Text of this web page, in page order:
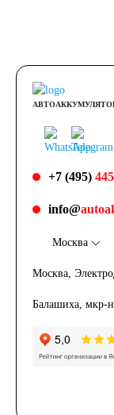
+7 (495)
info@
Москва
Москва,
Балашиха, мкр-